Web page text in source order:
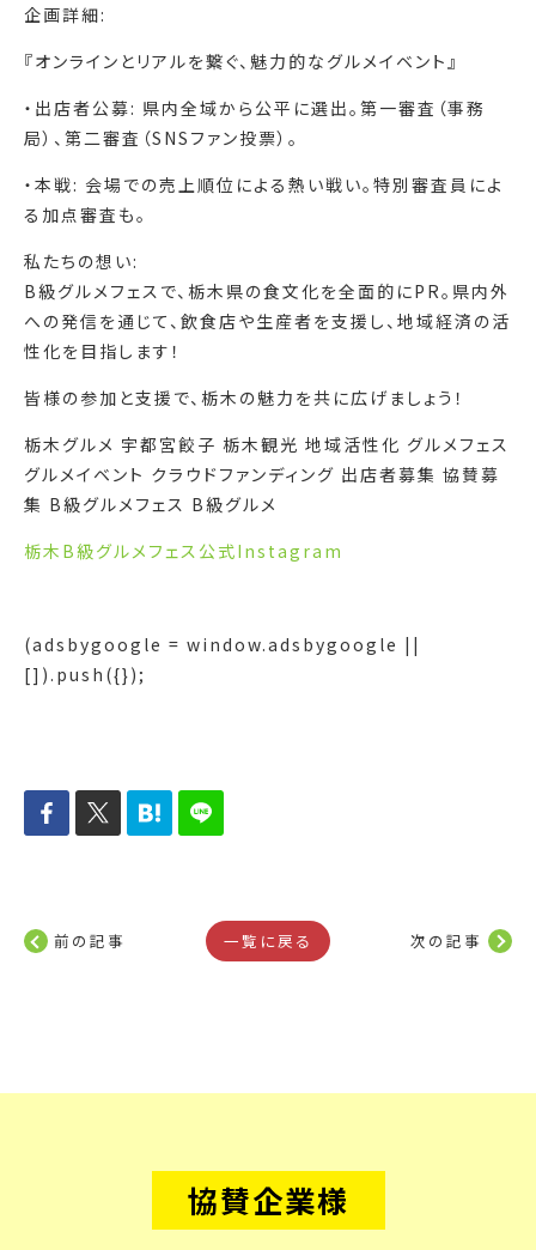
企画詳細:
『オンラインとリアルを繋ぐ、魅力的なグルメイベント』
・出店者公募: 県内全域から公平に選出。第一審査（事務
局）、第二審査（SNSファン投票）。
・本戦: 会場での売上順位による熱い戦い。特別審査員によ
る加点審査も。
私たちの想い:
B級グルメフェスで、栃木県の食文化を全面的にPR。県内外
への発信を通じて、飲食店や生産者を支援し、地域経済の活
性化を目指します！
皆様の参加と支援で、栃木の魅力を共に広げましょう！
栃木グルメ 宇都宮餃子 栃木観光 地域活性化 グルメフェス
グルメイベント クラウドファンディング 出店者募集 協賛募
集 B級グルメフェス B級グルメ
栃木B級グルメフェス公式Instagram
(adsbygoogle = window.adsbygoogle ||
[]).push({});
前の記事 一覧に戻る 次の記事
協賛企業様